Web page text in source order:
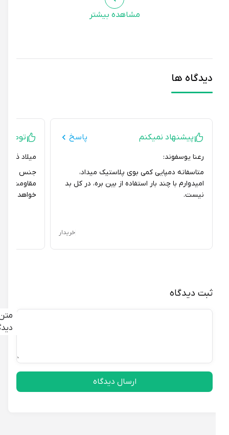
مشاهده بیشتر
دیدگاه ها
ثبت دیدگاه
متن
دیدگاه
ارسال دیدگاه
پیشنهاد نمیکنم پاسخ
رعنا یوسفوند:
متاسفانه دمپایی کمی بوی پلاستیک میداد،
امیدوارم با چند بار استفاده از بین بره، در کل بد
نیست.
خریدار
توصیه ای
میلاد ذبیحی:
جنس زیره این
مقاومت خوبی
خواهد داشت.